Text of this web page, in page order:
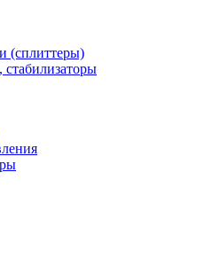
(сплиттеры)
стабилизаторы